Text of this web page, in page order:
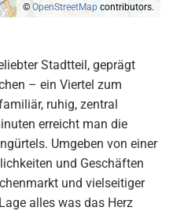
© OpenStreetMap contributors.
Stadtteil, geprägt
– ein Viertel zum
ruhig, zentral
erreicht man die
Umgeben von einer
und Geschäften
und vielseitiger
alles was das Herz